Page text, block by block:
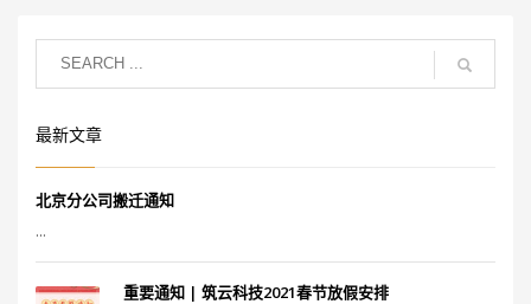
最新文章
北京分公司搬迁通知
...
重要通知 | 筑云科技2021春节放假安排